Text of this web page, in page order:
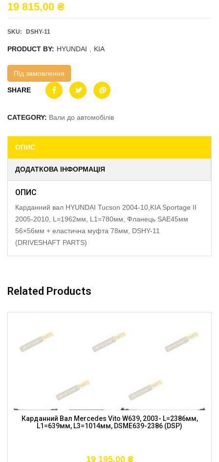
19 815,00 ₴
SKU: DSHY-11
PRODUCT BY: HYUNDAI KIA
Під замовлення
SHARE
CATEGORY: Вали до автомобілів
ОПИС
ДОДАТКОВА ІНФОРМАЦІЯ
ОПИС
Карданний вал HYUNDAI Tucson 2004-10,KIA Sportage II
2005-2010, L=1962мм, L1=780мм, Фланець SAE45мм
56×56мм + еластична муфта 78мм, DSHY-11
(DRIVESHAFT PARTS)
Related Products
Карданний Вал Mercedes Vito W639, 2003- L=2386мм,
L1=639мм, L3=1014мм, DSME639-2386 (DSP)
19 195,00 ₴